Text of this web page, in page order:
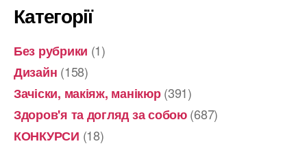
Категорії
Без рубрики (1)
Дизайн (158)
Зачіски, макіяж, манікюр(391)
Здоров'я та догляд за собою(687)
КОНКУРСИ (18)